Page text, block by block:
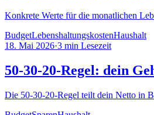
Konkrete Werte für die monatlichen
BudgetLebenshaltungskostenHaushalt
18. Mai 2026·3 min Lesezeit
50-30-20-Regel: dein
Die 50-30-20-Regel teilt dein Netto in